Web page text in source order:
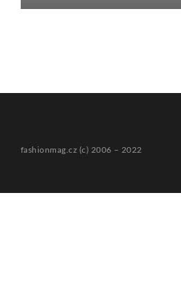
fashionmag.cz (c) 2006 – 2022